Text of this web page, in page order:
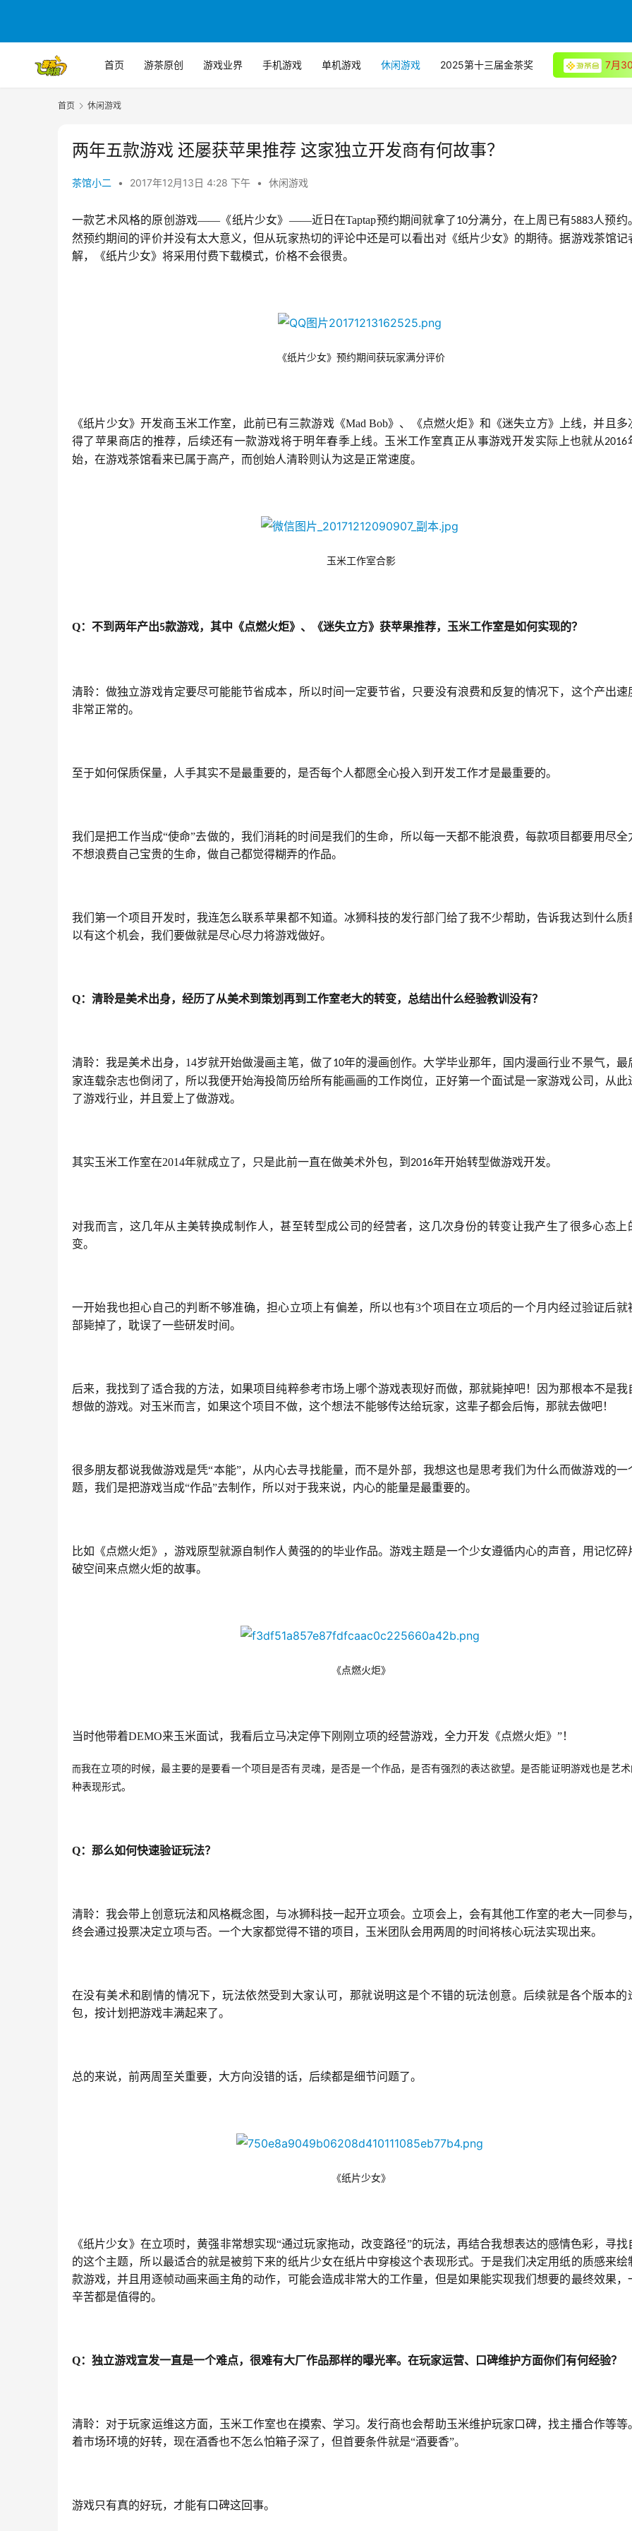
首页 游茶原创 游戏业界 手机游戏 单机游戏 休闲游戏 2025第十三届金茶奖 7月
首页 休闲游戏
两年五款游戏 还屡获苹果推荐 这家独立开发商有何故事？
茶馆小二 • 2017年12月13日 4:28 下午 • 休闲游戏
一款艺术风格的原创游戏——《纸片少女》——近日在Taptap预约期间就拿了10分满分，在上周已有5883人预约
然预约期间的评价并没有太大意义，但从玩家热切的评论中还是可以看出对《纸片少女》的期待。据游戏茶馆记
解，《纸片少女》将采用付费下载模式，价格不会很贵。
《纸片少女》预约期间获玩家满分评价
《纸片少女》开发商玉米工作室，此前已有三款游戏《Mad Bob》、《点燃火炬》和《迷失立方》上线，并且多
得了苹果商店的推荐，后续还有一款游戏将于明年春季上线。玉米工作室真正从事游戏开发实际上也就从2016
始，在游戏茶馆看来已属于高产，而创始人清聆则认为这是正常速度。
玉米工作室合影
Q：不到两年产出5款游戏，其中《点燃火炬》、《迷失立方》获苹果推荐，玉米工作室是如何实现的？
清聆：做独立游戏肯定要尽可能能节省成本，所以时间一定要节省，只要没有浪费和反复的情况下，这个产出速
非常正常的。
至于如何保质保量，人手其实不是最重要的，是否每个人都愿全心投入到开发工作才是最重要的。
我们是把工作当成“使命”去做的，我们消耗的时间是我们的生命，所以每一天都不能浪费，每款项目都要用尽全
不想浪费自己宝贵的生命，做自己都觉得糊弄的作品。
我们第一个项目开发时，我连怎么联系苹果都不知道。冰狮科技的发行部门给了我不少帮助，告诉我达到什么质
以有这个机会，我们要做就是尽心尽力将游戏做好。
Q： 清聆是美术出身，经历了从美术到策划再到工作室老大的转变，总结出什么经验教训没有？
清聆：我是美术出身，14岁就开始做漫画主笔，做了10年的漫画创作。大学毕业那年，国内漫画行业不景气，最
家连载杂志也倒闭了，所以我便开始海投简历给所有能画画的工作岗位，正好第一个面试是一家游戏公司，从此
了游戏行业，并且爱上了做游戏。
其实玉米工作室在2014年就成立了，只是此前一直在做美术外包，到 2016年开始转型做游戏开发。
对我而言，这几年从主美转换成制作人，甚至转型成公司的经营者，这几次身份的转变让我产生了很多心态上
变。
一开始我也担心自己的判断不够准确，担心立项上有偏差，所以也有3个项目在立项后的一个月内经过验证后就
部毙掉了，耽误了一些研发时间。
后来，我找到了适合我的方法，如果项目纯粹参考市场上哪个游戏表现好而做，那就毙掉吧！因为那根本不是我
想做的游戏。对玉米而言，如果这个项目不做，这个想法不能够传达给玩家，这辈子都会后悔，那就去做吧！
很多朋友都说我做游戏是凭“本能”，从内心去寻找能量，而不是外部，我想这也是思考我们为什么而做游戏的一
题，我们是把游戏当成“作品”去制作，所以对于我来说，内心的能量是最重要的。
比如《点燃火炬》，游戏原型就源自制作人黄强的的毕业作品。游戏主题是一个少女遵循内心的声音，用记忆碎
破空间来点燃火炬的故事。
《点燃火炬》
当时他带着DEMO来玉米面试，我看后立马决定停下刚刚立项的经营游戏，全力开发《点燃火炬》”！
而我在立项的时候，最主要的是要看一个项目是否有灵魂，是否是一个作品，是否有强烈的表达欲望。是否能证明游戏也是艺
种表现形式。
Q： 那么如何快速验证玩法？
清聆：我会带上创意玩法和风格概念图，与冰狮科技一起开立项会。立项会上，会有其他工作室的老大一同参与
终会通过投票决定立项与否。一个大家都觉得不错的项目，玉米团队会用两周的时间将核心玩法实现出来。
在没有美术和剧情的情况下，玩法依然受到大家认可，那就说明这是个不错的玩法创意。后续就是各个版本的
包，按计划把游戏丰满起来了。
总的来说，前两周至关重要，大方向没错的话，后续都是细节问题了。
《纸片少女》
《纸片少女》在立项时，黄强非常想实现“通过玩家拖动，改变路径”的玩法，再结合我想表达的感情色彩，寻找
的这个主题，所以最适合的就是被剪下来的纸片少女在纸片中穿梭这个表现形式。于是我们决定用纸的质感来绘
款游戏，并且用逐帧动画来画主角的动作，可能会造成非常大的工作量，但是如果能实现我们想要的最终效果，
辛苦都是值得的。
Q： 独立游戏宣发一直是一个难点，很难有大厂作品那样的曝光率。在玩家运营、口碑维护方面你们有何经验？
清聆：对于玩家运维这方面，玉米工作室也在摸索、学习。发行商也会帮助玉米维护玩家口碑，找主播合作等等
着市场环境的好转，现在酒香也不怎么怕箱子深了，但首要条件就是“酒要香”。
游戏只有真的好玩，才能有口碑这回事。